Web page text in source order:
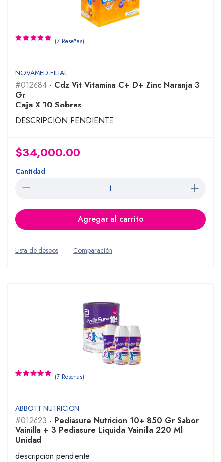
(7 Reseñas)
NOVAMED FILIAL
#012684 - Cdz Vit Vitamina C+ D+ Zinc Naranja 3
Gr
Caja X 10 Sobres
DESCRIPCION PENDIENTE
$34,000.00
Cantidad
Agregar al carrito
Lista de deseos Comparación
(7 Reseñas)
ABBOTT NUTRICION
#012623 - Pediasure Nutricion 10+ 850 Gr Sabor
Vainilla + 3 Pediasure Liquida Vainilla 220 Ml
Unidad
descripcion pendiente